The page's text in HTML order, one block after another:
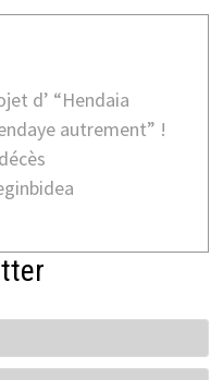
d’ “Hendaia
autrement” !